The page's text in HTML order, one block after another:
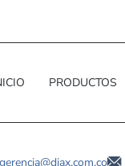
PRODUCTOS